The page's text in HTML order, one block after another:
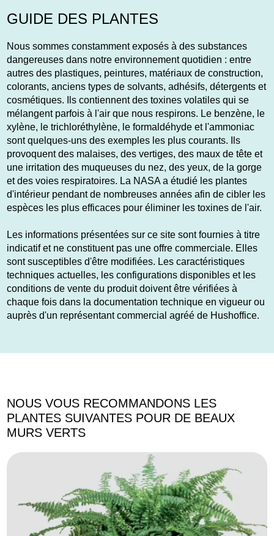
GUIDE DES PLANTES
Nous sommes constamment exposés à des substances
dangereuses dans notre environnement quotidien : entre
autres des plastiques, peintures, matériaux de construction,
colorants, anciens types de solvants, adhésifs, détergents et
cosmétiques. Ils contiennent des toxines volatiles qui se
mélangent parfois à l'air que nous respirons. Le benzène, le
xylène, le trichloréthylène, le formaldéhyde et l'ammoniac
sont quelques-uns des exemples les plus courants. Ils
provoquent des malaises, des vertiges, des maux de tête et
une irritation des muqueuses du nez, des yeux, de la gorge
et des voies respiratoires. La NASA a étudié les plantes
d'intérieur pendant de nombreuses années afin de cibler les
espèces les plus efficaces pour éliminer les toxines de l'air.
Les informations présentées sur ce site sont fournies à titre
indicatif et ne constituent pas une offre commerciale. Elles
sont susceptibles d'être modifiées. Les caractéristiques
techniques actuelles, les configurations disponibles et les
conditions de vente du produit doivent être vérifiées à
chaque fois dans la documentation technique en vigueur ou
auprès d'un représentant commercial agréé de Hushoffice.
NOUS VOUS RECOMMANDONS LES
PLANTES SUIVANTES POUR DE BEAUX
MURS VERTS